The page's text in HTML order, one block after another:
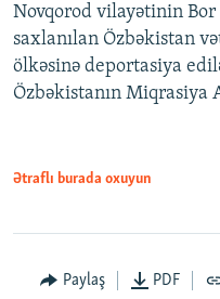
Novqorod vilayətinin Bor
saxlanılan Özbəkistan
ölkəsinə deportasiya
Özbəkistanın Miqrasiya
Ətraflı burada oxuyun
Paylaş PDF